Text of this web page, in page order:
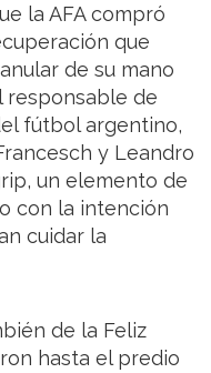
la AFA compró
que
de su mano
responsable de
fútbol argentino,
y Leandro
un elemento de
con la intención
cuidar la
de la Feliz
hasta el predio